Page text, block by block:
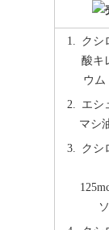
クシ
酸キ
ウ
エシ
マシ
クシ